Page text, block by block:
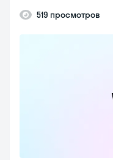
519 просмотров